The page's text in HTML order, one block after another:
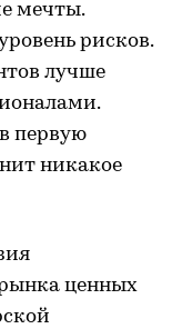
мечты.
рисков.
лучше
первую
никакое
ценных